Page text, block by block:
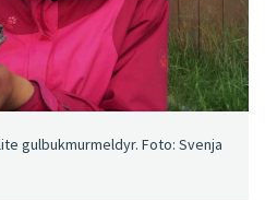
gulbukmurmeldyr. Foto: Svenja